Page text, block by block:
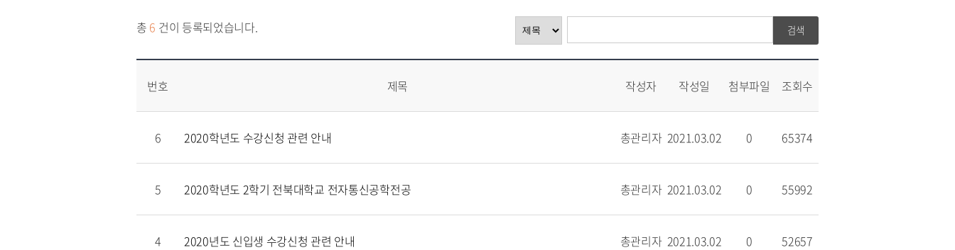
총 6 건이 등록되었습니다.
번호 제목 작성자 작성일 첨부파일 조회수
6 2020학년도 수강신청 관련 안내 총관리자 2021.03.02 0 65374
5 2020학년도 2학기 전북대학교 전자통신공학전공 총관리자 2021.03.02 0 55992
4 2020년도 신입생 수강신청 관련 안내 총관리자 2021.03.02 0 52657